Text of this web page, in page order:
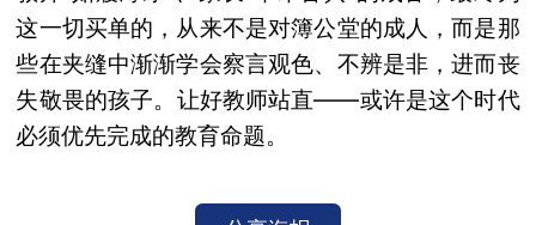
这一切买单的，从来不是对簿公堂的成人，而是那
些在夹缝中渐渐学会察言观色、不辨是非，进而丧
失敬畏的孩子。让好教师站直——或许是这个时代
必须优先完成的教育命题。